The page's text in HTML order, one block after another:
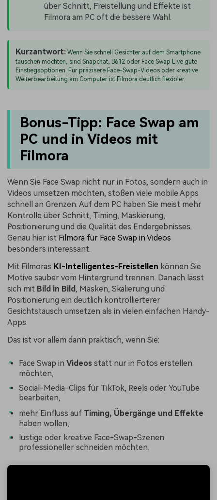
über Schnitt, Freistellung und Effekte ist
Filmora am PC oft die bessere Wahl.
Kurzantwort:Wenn Sie schnell Gesichter auf dem Smartphone
tauschen möchten, sind Snapchat, B612 oder Face Swap Live gute
Einstiegsoptionen. Für präzisere Face-Swap-Videos oder kreative
Weiterbearbeitung am Computer ist Filmora deutlich flexibler.
Bonus-Tipp: Face Swap am
PC und in Videos mit
Filmora
Wenn Sie Face Swap nicht nur in Fotos, sondern auch in
Videos umsetzen möchten, stoßen viele mobile Apps
schnell an Grenzen. Auf dem PC haben Sie meist mehr
Kontrolle über Schnitt, Timing, Maskierung,
Positionierung und die Qualität des Endergebnisses.
Genau hier ist Filmora für Face Swap in Videos
besonders interessant.
Mit Filmoras KI-Intelligentes-Freistellen können Sie
Motive sauber vom Hintergrund trennen. Danach lässt
sich mit Bild in Bild, Masken, Skalierung und
Positionierung ein deutlich kontrollierterer
Gesichtstausch umsetzen als in vielen einfachen Handy-
Apps.
Das ist vor allem dann praktisch, wenn Sie:
Face Swap in Videos statt nur in Fotos erstellen
möchten,
Social-Media-Clips für TikTok, Reels oder YouTube
bearbeiten,
mehr Einfluss auf Timing, Übergänge und Effekte
haben wollen,
lustige oder kreative Face-Swap-Szenen
professioneller schneiden möchten.